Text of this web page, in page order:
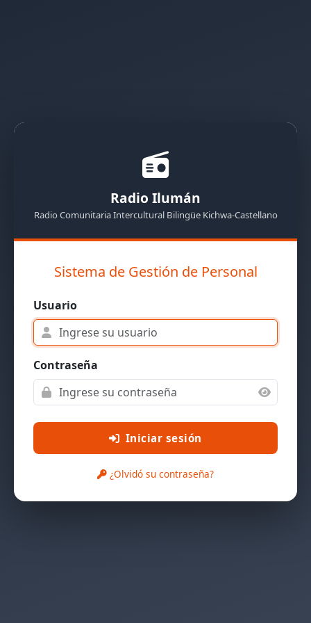
Radio Ilumán
Radio Comunitaria Intercultural Bilingüe Kichwa-Castellano
Sistema de Gestión de Personal
Usuario
Contraseña
Iniciar sesión
¿Olvidó su contraseña?